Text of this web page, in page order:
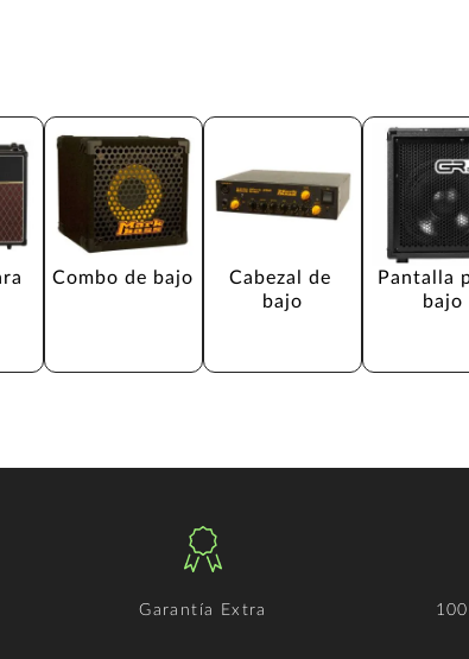
Combo de bajo
Cabezal de
bajo
Pantalla
bajo
Garantía Extra